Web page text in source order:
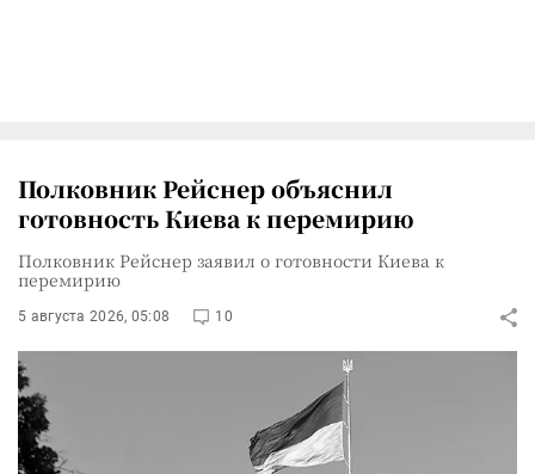
Полковник Рейснер объяснил
готовность Киева к перемирию
Полковник Рейснер заявил о готовности Киева к
перемирию
5 августа 2026, 05:08 10